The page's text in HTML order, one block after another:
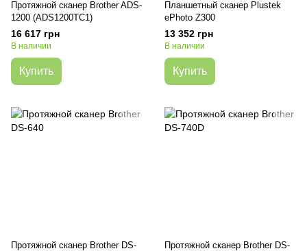
Протяжной сканер Brother ADS-
1200 (ADS1200TC1)
16 617 грн
В наличии
Купить
Планшетный сканер Plustek
ePhoto Z300
13 352 грн
В наличии
Купить
Протяжной сканер Brother DS-
Протяжной сканер Brother DS-